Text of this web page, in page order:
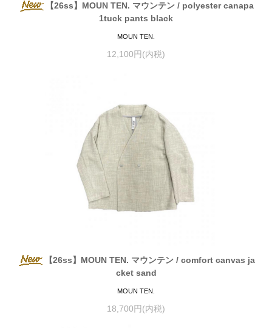
【26ss】MOUN TEN. マウンテン / polyester canapa
1tuck pants black
MOUN TEN.
12,100円(内税)
【26ss】MOUN TEN. マウンテン / comfort canvas ja
cket sand
MOUN TEN.
18,700円(内税)